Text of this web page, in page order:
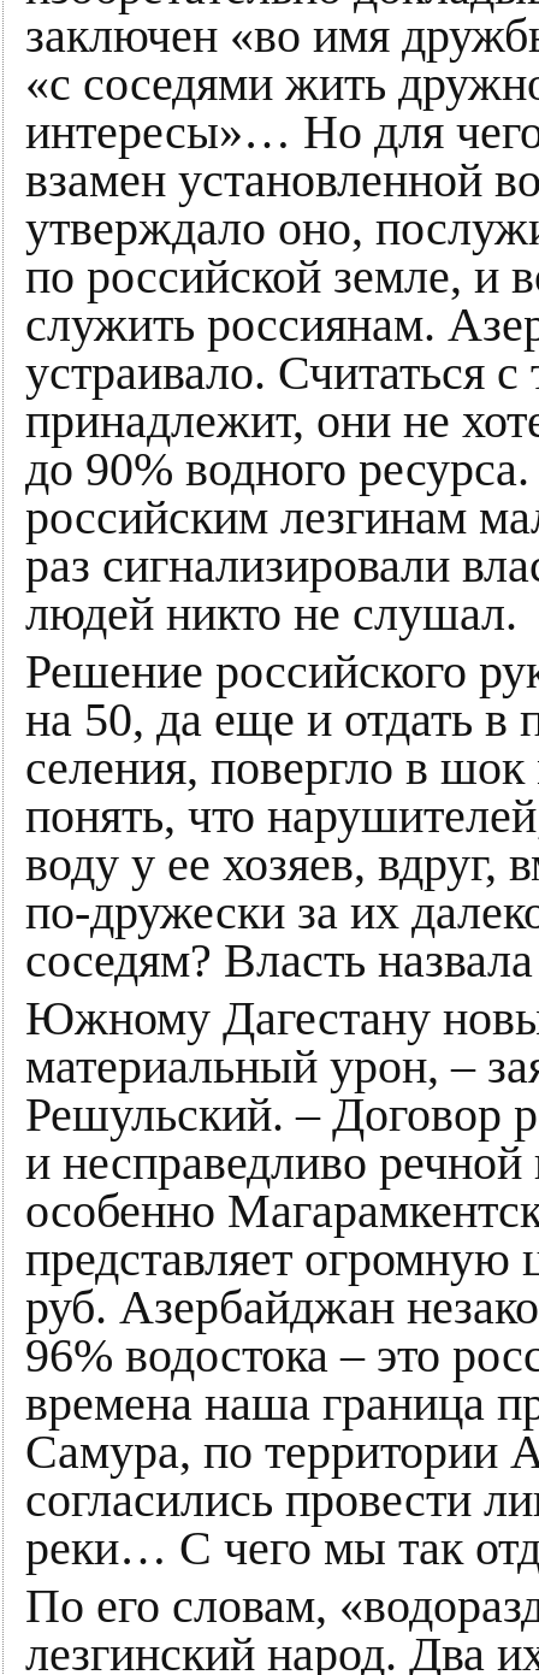
заключен «во имя
«с соседями жить
интересы»… Но для
взамен установленной
утверждало оно,
по российской земле,
служить россиянам.
устраивало. Считаться
принадлежит, они не
до 90% водного
российским лезгинам
раз сигнализировали
людей никто не слушал.
Решение российского
на 50, да еще и отдать в
селения, повергло в
понять, что
воду у ее хозяев, вдруг,
по-дружески за их
соседям? Власть
Южному Дагестану
материальный урон, –
Решульский. – Договор
и несправедливо
особенно
представляет
руб. Азербайджан
96% водостока – это
времена наша граница
Самура, по территории
согласились провести
реки… С чего мы так
По его словам,
лезгинский народ. Два